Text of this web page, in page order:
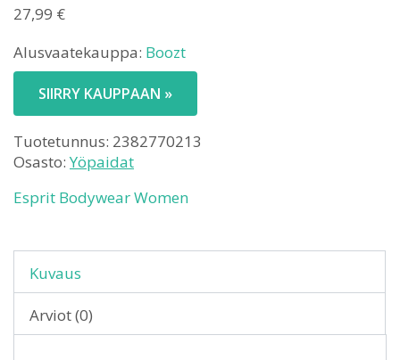
27,99 €
Alusvaatekauppa: Boozt
SIIRRY KAUPPAAN »
Tuotetunnus: 2382770213
Osasto:Yöpaidat
Esprit Bodywear Women
Kuvaus
Arviot (0)